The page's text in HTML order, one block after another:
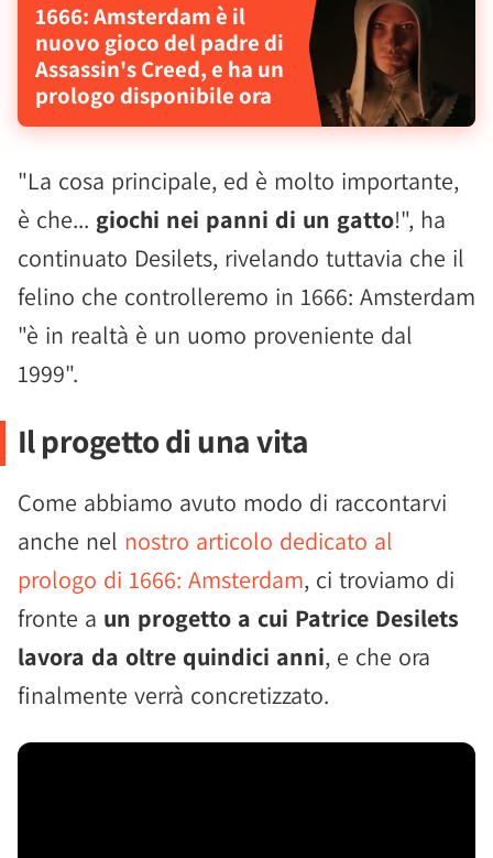
1666: Amsterdam è il
nuovo gioco del padre di
Assassin's Creed, e ha un
prologo disponibile ora
"La cosa principale, ed è molto importante,
è che... giochi nei panni di un gatto!", ha
continuato Desilets, rivelando tuttavia che il
felino che controlleremo in 1666: Amsterdam
"è in realtà è un uomo proveniente dal
1999".
Il progetto di una vita
Come abbiamo avuto modo di raccontarvi
anche nel nostro articolo dedicato al
prologo di 1666: Amsterdam, ci troviamo di
fronte a un progetto a cui Patrice Desilets
lavora da oltre quindici anni, e che ora
finalmente verrà concretizzato.